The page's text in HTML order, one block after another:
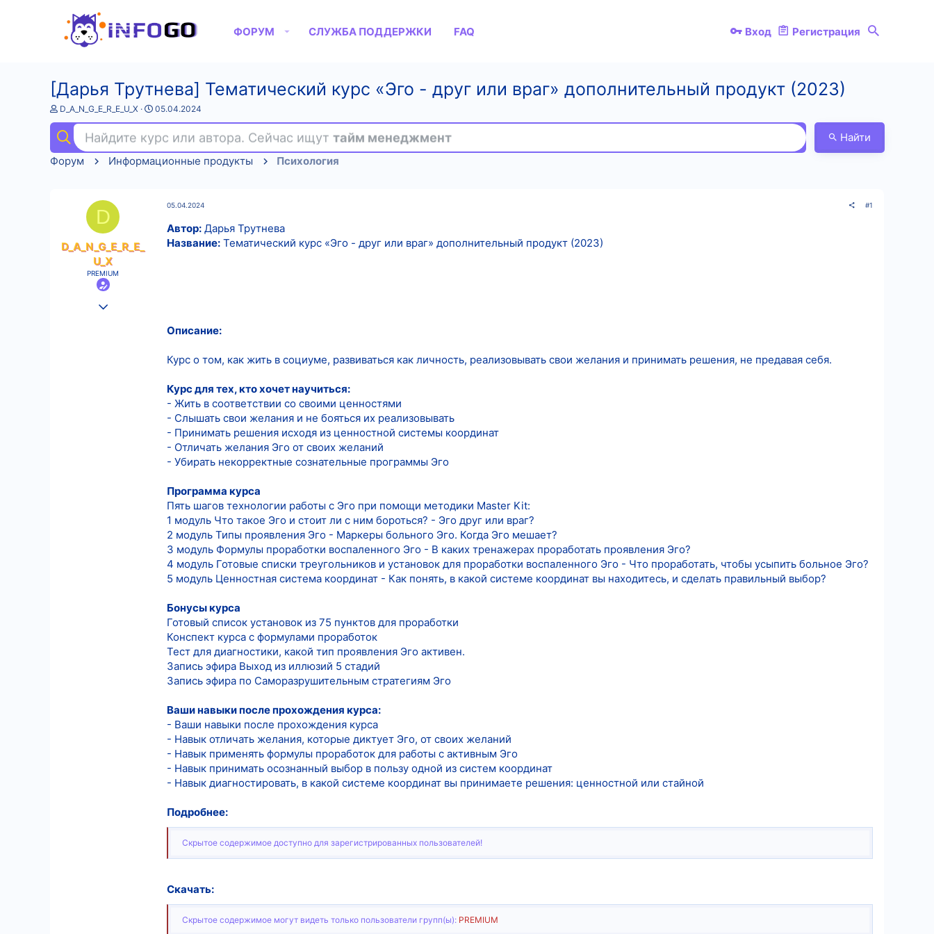
ФОРУМ СЛУЖБА ПОДДЕРЖКИ FAQ Вход Регистрация
[Дарья Трутнева] Тематический курс «Эго - друг или враг» дополнительный продукт (2023)
А
т
о
р
т
D_A_N_G_E_R_E_U_X
Д
а
н
а
05.04.2024
Найдите курс или автора. Сейчас ищут тайм менеджмент
Найти
Форум
Информационные продукты Психология
D
D_A_N_G_E_R_E_
U_X
PREMIUM
05.04.2024 #1
Автор: Дарья Трутнева
Название: Тематический курс «Эго - друг или враг» дополнительный продукт (2023)
Описание:
Курс о том, как жить в социуме, развиваться как личность, реализовывать свои желания и принимать решения, не предавая себя.
Курс для тех, кто хочет научиться:
- Жить в соответствии со своими ценностями
- Слышать свои желания и не бояться их реализовывать
- Принимать решения исходя из ценностной системы координат
- Отличать желания Эго от своих желаний
- Убирать некорректные сознательные программы Эго
Программа курса
Пять шагов технологии работы с Эго при помощи методики Master Kit:
1 модуль Что такое Эго и стоит ли с ним бороться? - Эго друг или враг?
2 модуль Типы проявления Эго - Маркеры больного Эго. Когда Эго мешает?
3 модуль Формулы проработки воспаленного Эго - В каких тренажерах проработать проявления Эго?
4 модуль Готовые списки треугольников и установок для проработки воспаленного Эго - Что проработать, чтобы усыпить больное Эго?
5 модуль Ценностная система координат - Как понять, в какой системе координат вы находитесь, и сделать правильный выбор?
Бонусы курса
Готовый список установок из 75 пунктов для проработки
Конспект курса с формулами проработок
Тест для диагностики, какой тип проявления Эго активен.
Запись эфира Выход из иллюзий 5 стадий
Запись эфира по Саморазрушительным стратегиям Эго
Ваши навыки после прохождения курса:
- Ваши навыки после прохождения курса
- Навык отличать желания, которые диктует Эго, от своих желаний
- Навык применять формулы проработок для работы с активным Эго
- Навык принимать осознанный выбор в пользу одной из систем координат
- Навык диагностировать, в какой системе координат вы принимаете решения: ценностной или стайной
Подробнее:
Скрытое содержимое доступно для зарегистрированных пользователей!
Скачать:
Скрытое содержимое могут видеть только пользователи групп(ы): PREMIUM